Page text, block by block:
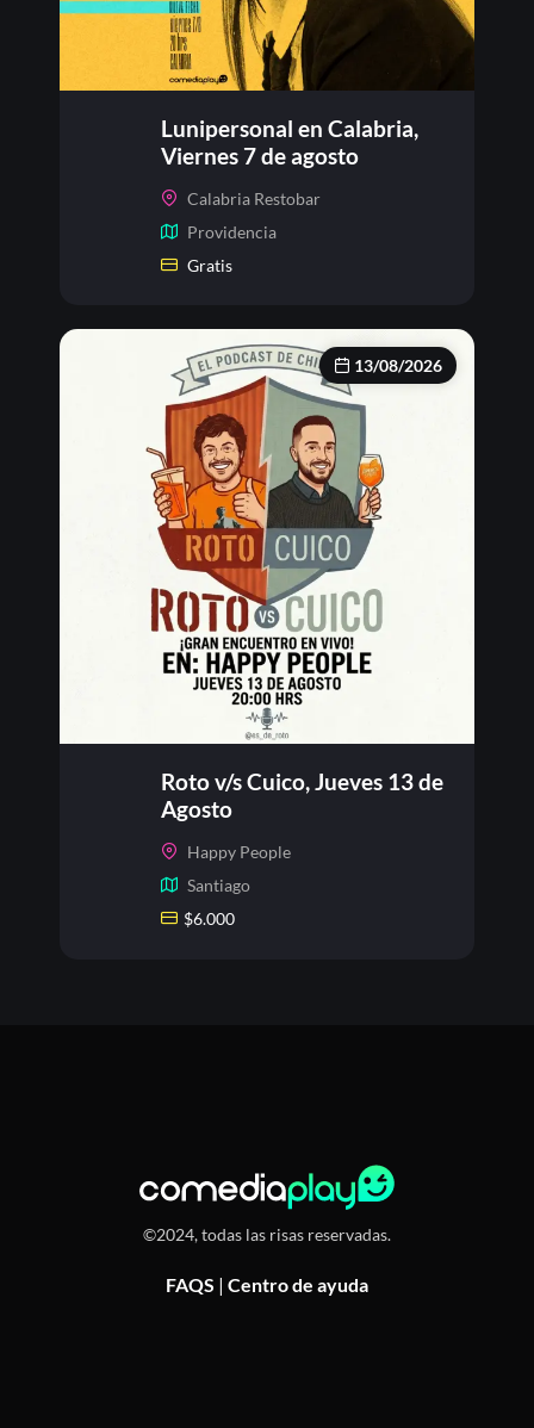
Lunipersonal en Calabria,
Viernes 7 de agosto
Calabria Restobar
Providencia
Gratis
13/08/2026
Roto v/s Cuico, Jueves 13 de
Agosto
Happy People
Santiago
$6.000
©2024, todas las risas reservadas.
FAQS | Centro de ayuda